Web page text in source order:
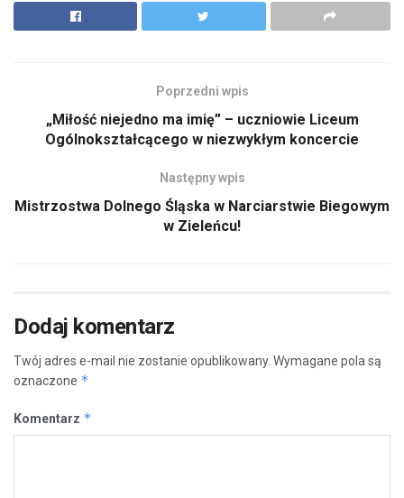
Poprzedni wpis
„Miłość niejedno ma imię” – uczniowie Liceum
Ogólnokształcącego w niezwykłym koncercie
Następny wpis
Mistrzostwa Dolnego Śląska w Narciarstwie Biegowym
w Zieleńcu!
Dodaj komentarz
Twój adres e-mail nie zostanie opublikowany. Wymagane pola są
oznaczone *
Komentarz *